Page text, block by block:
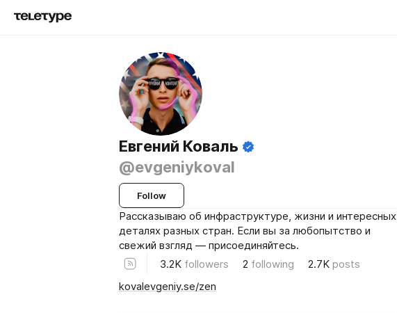
Евгений Коваль
@evgeniykoval
Follow
Рассказываю об инфраструктуре, жизни и интересных
деталях разных стран. Если вы за любопытство и
свежий взгляд — присоединяйтесь.
3.2K followers 2 following 2.7K posts
kovalevgeniy.se/zen